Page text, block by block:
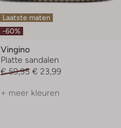
Laatste maten
-60%
Vingino
Platte sandalen
€ 59,95 € 23,99
+ meer kleuren